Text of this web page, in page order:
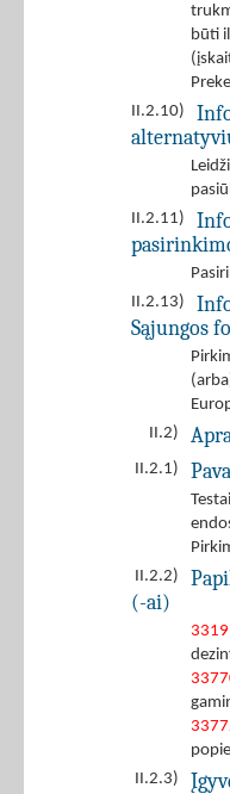
būti
II.2.10)
II.2.11)
II.2.13)
Sąjungos
II.2)
II.2.1)
II.2.2)
(-ai)
II.2.3)